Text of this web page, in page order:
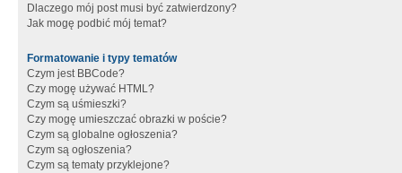
Dlaczego mój post musi być zatwierdzony?
Jak mogę podbić mój temat?
Formatowanie i typy tematów
Czym jest BBCode?
Czy mogę używać HTML?
Czym są uśmieszki?
Czy mogę umieszczać obrazki w poście?
Czym są globalne ogłoszenia?
Czym są ogłoszenia?
Czym są tematy przyklejone?